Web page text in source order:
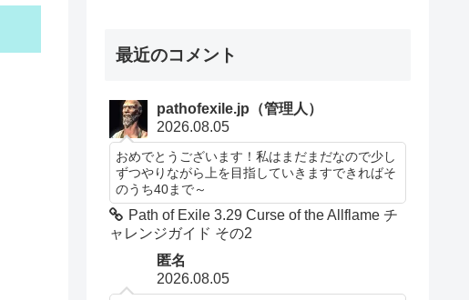
最近のコメント
pathofexile.jp（管理人）
2026.08.05
おめでとうございます！私はまだまだなので少し
ずつやりながら上を目指していきますできればそ
のうち40まで～
Path of Exile 3.29 Curse of the Allflame チ
ャレンジガイド その2
匿名
2026.08.05